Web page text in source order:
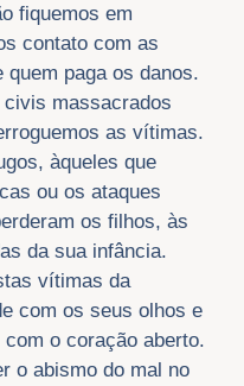
fiquemos em
contato com as
paga os danos.
massacrados
as vítimas.
àqueles que
ou os ataques
os filhos, às
da sua infância.
vítimas da
com os seus olhos e
o coração aberto.
o abismo do mal no